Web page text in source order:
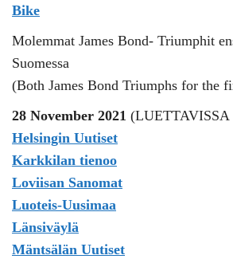
Bike
Molemmat James Bond- Triumphit
Suomessa
(Both James Bond Triumphs for the
28 November 2021
Helsingin Uutiset
Karkkilan tienoo
Loviisan Sanomat
Luoteis-Uusimaa
Länsiväylä
Mäntsälän Uutiset